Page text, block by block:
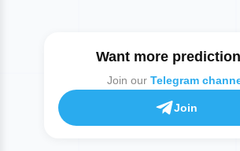
Want more
Join our Telegram
Join